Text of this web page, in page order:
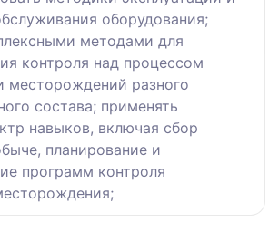
оборудования;
методами для
контроля над процессом
месторождений разного
состава; применять
навыков, включая сбор
планирование и
программ контроля